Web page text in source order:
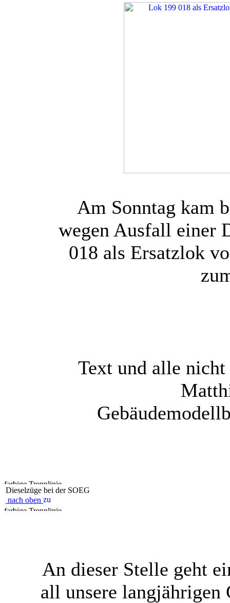
Am Sonntag kam
wegen Ausfall einer
018 als Ersatzlok
Text und alle nicht
Dieselzüge bei der SOEG
nach oben
An dieser Stelle geht
all unsere langjährigen